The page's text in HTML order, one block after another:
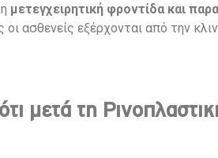
μετεγχειρητική φροντίδα και
ασθενείς εξέρχονται από την
μετά τη